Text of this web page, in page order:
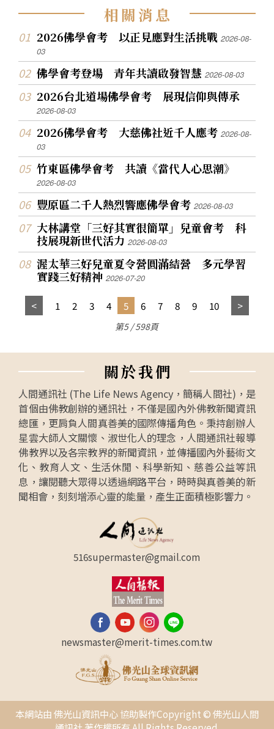
相關消息
2026佛學會考 以正見應對生活挑戰2026-08-
03
佛學會考登場 青年共讀啟發智慧2026-08-03
2026台北道場佛學會考 展現信仰與傳承
2026-08-03
2026佛學會考 大慈佛社近千人應考2026-08-
03
竹東區佛學會考 共讀《當代人心思潮》
2026-08-03
豐原區二千人熱烈響應佛學會考2026-08-03
大林講堂「三好其實很簡單」兒童會考 科
技展現新世代活力2026-08-03
渥太華三好兒童夏令營圓滿結營 多元學習
實踐三好精神2026-07-20
1 2 3 4 5 6 7 8 9 10
第5 / 598頁
關於我們
人間通訊社 (The Life News Agency，簡稱人間社)，是
首個由佛教創辦的通訊社，不僅是國內外佛教新聞資訊
總匯，更肩負人間真善美的國際傳播角色。秉持創辦人
星雲大師人文關懷、淑世化人的理念，人間通訊社報導
佛教界以及各宗教界的新聞資訊，並傳播國內外藝術文
化、教育人文、生活休閒、科學新知、慈善公益等訊
息，讓閱聽大眾得以透過網路平台，時時與真善美的新
聞相會，刻刻增添心靈的能量，產生正面積極影響力。
516supermaster@gmail.com
newsmaster@merit-times.com.tw
本網站由 佛光山資訊中心 協助製作Copyright © 佛光山人間